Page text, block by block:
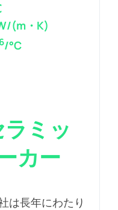
(m・K)
/°C
ミッ
カー
は長年にわたり